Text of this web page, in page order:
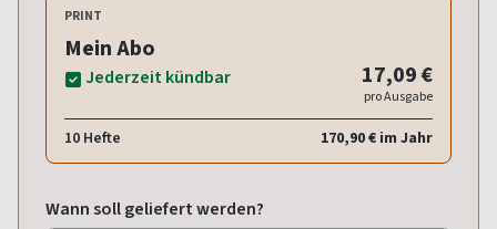
PRINT
Mein Abo
Jederzeit kündbar 17,09 €
pro Ausgabe
10 Hefte 170,90 € im Jahr
Wann soll geliefert werden?